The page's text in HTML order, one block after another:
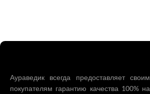
Аураведик всегда предоставляет своим
покупателям гарантию качества 100% на